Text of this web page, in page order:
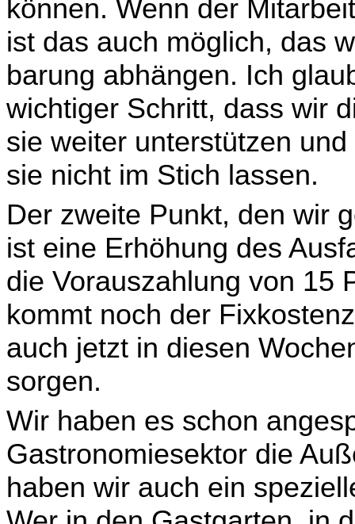
können. Wenn der
ist das auch möglich, das
barung abhängen. Ich
wichtiger Schritt, dass wir
sie weiter unterstützen
sie nicht im Stich lassen.
Der zweite Punkt, den wir
ist eine Erhöhung des
die Vorauszahlung von 15
kommt noch der
auch jetzt in diesen
sorgen.
Wir haben es schon
Gastronomiesektor die
haben wir auch ein